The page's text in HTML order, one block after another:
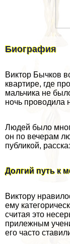
Биография
Виктор Бычков
квартире, где
мальчика не
ночь проводила
Людей было
он по вечерам
публикой,
Долгий путь к
Виктору
ему
считая это
прилежным
его часто